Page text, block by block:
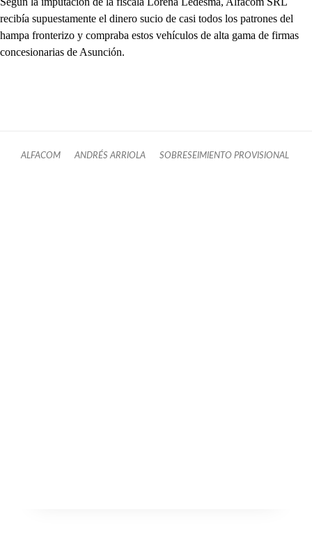
recibía supuestamente el dinero sucio de casi todos los patrones del
hampa fronterizo y compraba estos vehículos de alta gama de firmas
concesionarias de Asunción.
ALFACOM ANDRÉS ARRIOLA SOBRESEIMIENTO PROVISIONAL